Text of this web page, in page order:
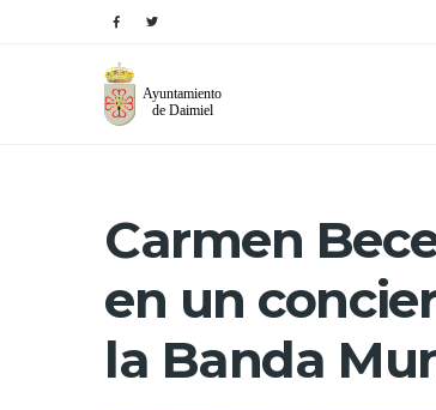
Carmen
en un
la Banda